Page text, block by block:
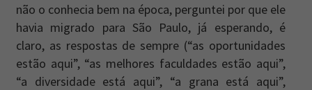
não o conhecia bem na época, perguntei por que ele
havia migrado para São Paulo, já esperando, é
claro, as respostas de sempre (“as oportunidades
estão aqui”, “as melhores faculdades estão aqui”,
“a diversidade está aqui”, “a grana está aqui”,